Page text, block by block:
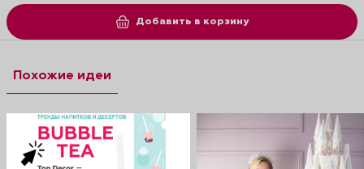
Добавить в корзину
Похожие идеи